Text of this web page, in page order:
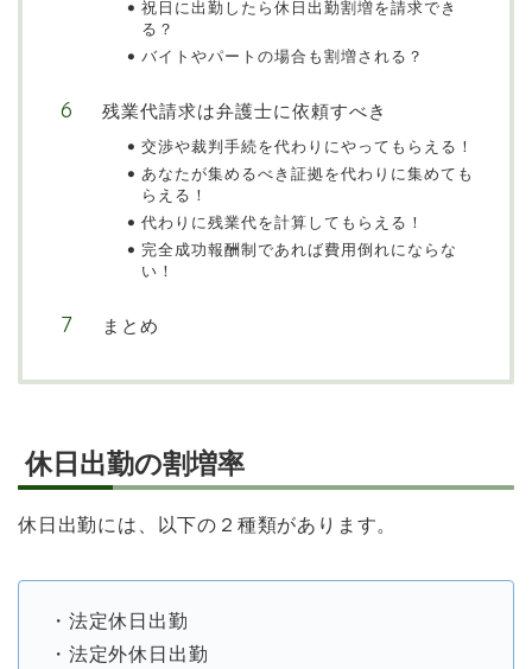
祝日に出勤したら休日出勤割増を請求でき
る？
バイトやパートの場合も割増される？
残業代請求は弁護士に依頼すべき
交渉や裁判手続を代わりにやってもらえる！
あなたが集めるべき証拠を代わりに集めても
らえる！
代わりに残業代を計算してもらえる！
完全成功報酬制であれば費用倒れにならな
い！
まとめ
休日出勤の割増率
休日出勤には、以下の２種類があります。
・法定休日出勤
・法定外休日出勤